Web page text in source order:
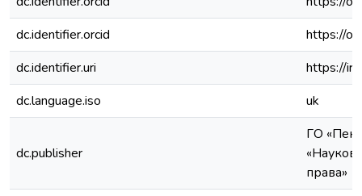
dc.identifier.orcid
https://
dc.identifier.uri
https://
dc.language.iso
uk
dc.publisher
ГО
права»